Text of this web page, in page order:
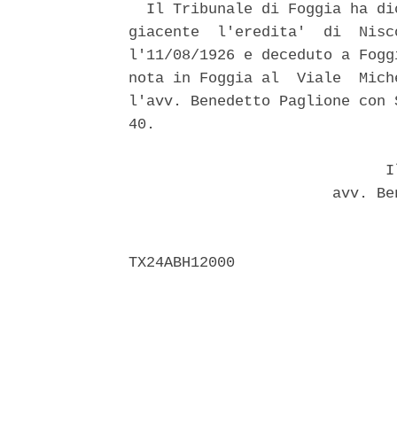
Il Tribunale di Foggia ha
giacente  l'eredita'  di
l'11/08/1926 e deceduto a
nota in Foggia al  Viale
l'avv. Benedetto Paglione
40.
avv.